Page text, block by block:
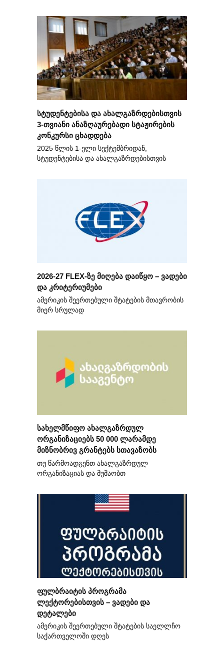
სტუდენტებისა და ახალგაზრდებისთვის
3-თვიანი ანაზღაურებადი სტაჟირების
კონკურსი ცხადდება
2025 წლის 1-ელი სექტემბრიდან,
სტუდენტებისა და ახალგაზრდებისთვის
2026-27 FLEX-ზე მიღება დაიწყო – ვადები
და კრიტერიუმები
ამერიკის შეერთებული შტატების მთავრობის
მიერ სრულად
სახელმწიფო ახალგაზრდულ
ორგანიზაციებს 50 000 ლარამდე
მიზნობრივ გრანტებს სთავაზობს
თუ წარმოადგენთ ახალგაზრდულ
ორგანიზაციას და მუშაობთ
ფულბრაიტის პროგრამა
ლექტორებისთვის – ვადები და
დეტალები
ამერიკის შეერთებული შტატების საელლჩო
საქართველოში დღეს